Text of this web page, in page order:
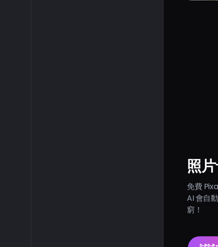
照
免費
AI 會自
窮！